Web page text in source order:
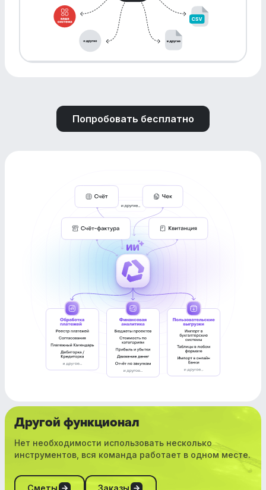
Попробовать бесплатно
Другой функционал
Нет необходимости использовать несколько
инструментов, вся команда работает в одном месте.
Сметы Заказы